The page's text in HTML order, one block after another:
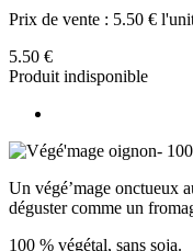
Prix de vente : 5.50 €
5.50 €
Produit indisponible
Un végé’mage onctueux
déguster comme un
100 % végétal, sans soja.